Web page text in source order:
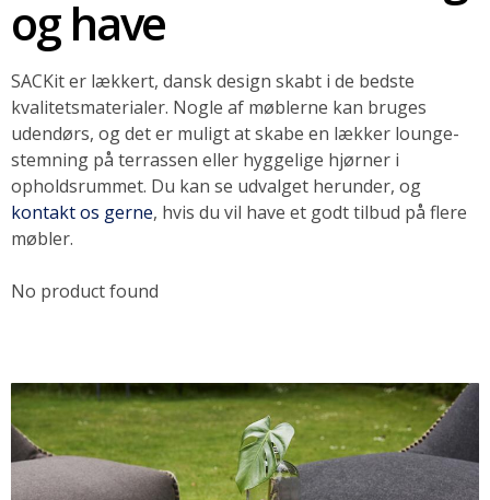
OUTLET
SOMMERUDSALG
og have
SACKit er lækkert, dansk design skabt i de bedste
kvalitetsmaterialer. Nogle af møblerne kan bruges
udendørs, og det er muligt at skabe en lækker lounge-
stemning på terrassen eller hyggelige hjørner i
opholdsrummet. Du kan se udvalget herunder, og
kontakt os gerne, hvis du vil have et godt tilbud på flere
møbler.
No product found